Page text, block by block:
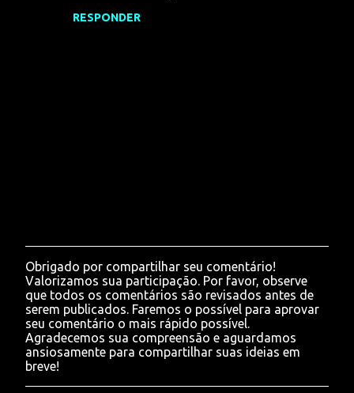
RESPONDER
P
o
s
t
a
r
u
m
c
Obrigado por compartilhar seu comentário!
Valorizamos sua participação. Por favor, observe
que todos os comentários são revisados antes de
serem publicados. Faremos o possível para aprovar
seu comentário o mais rápido possível.
Agradecemos sua compreensão e aguardamos
ansiosamente para compartilhar suas ideias em
breve!